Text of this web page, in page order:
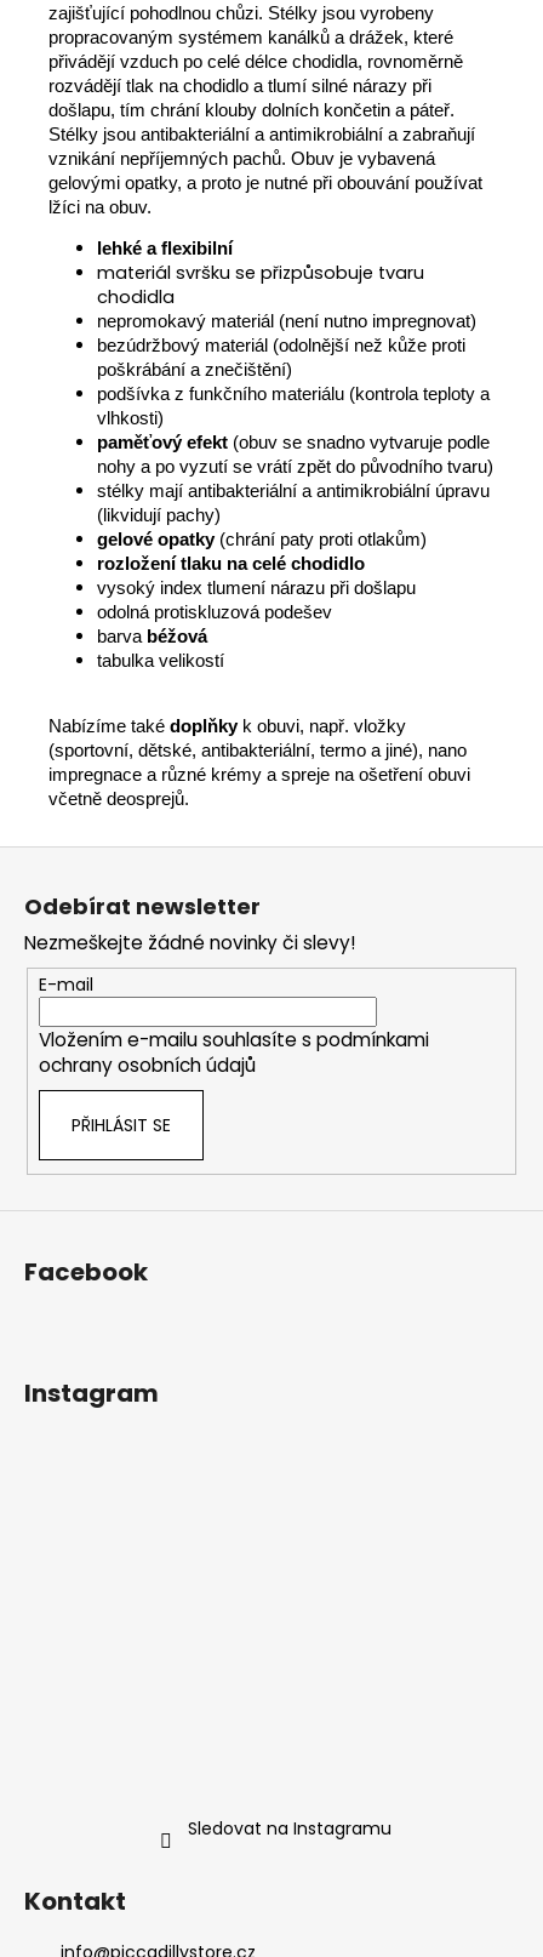
zajišťující pohodlnou chůzi. Stélky jsou vyrobeny
propracovaným systémem kanálků a drážek, které
přivádějí vzduch po celé délce chodidla, rovnoměrně
rozvádějí tlak na chodidlo a tlumí silné nárazy při
došlapu, tím chrání klouby dolních končetin a páteř.
Stélky jsou antibakteriální a antimikrobiální a zabraňují
vznikání nepříjemných pachů. Obuv je vybavená
gelovými opatky, a proto je nutné při obouvání používat
lžíci na obuv.
lehké a flexibilní
materiál svršku se přizpůsobuje tvaru
chodidla
nepromokavý materiál (není nutno impregnovat)
bezúdržbový materiál (odolnější než kůže proti
poškrábání a znečištění)
podšívka z funkčního materiálu (kontrola teploty a
vlhkosti)
paměťový efekt (obuv se snadno vytvaruje podle
nohy a po vyzutí se vrátí zpět do původního tvaru)
stélky mají antibakteriální a antimikrobiální úpravu
(likvidují pachy)
gelové opatky(chrání paty proti otlakům)
rozložení tlaku na celé chodidlo
vysoký index tlumení nárazu při došlapu
odolná protiskluzová podešev
barva béžová
tabulka velikostí
Nabízíme také doplňkyk obuvi, např. vložky
(sportovní, dětské, antibakteriální, termo a jiné), nano
impregnace a různé krémy a spreje na ošetření obuvi
včetně deosprejů.
Z
Odebírat newsletter
Nezmeškejte žádné novinky či slevy!
E-mail
Vložením e-mailu souhlasíte s podmínkami
ochrany osobních údajů
PŘIHLÁSIT SE
Facebook
Instagram
Sledovat na Instagramu
Kontakt
info@piccadillystore.cz